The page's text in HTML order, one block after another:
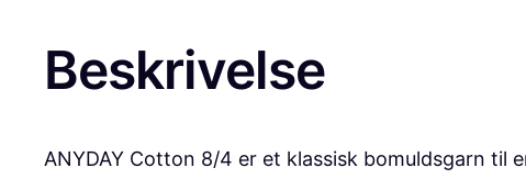
Beskrivelse
ANYDAY Cotton 8/4 er et klassisk bomuldsgarn